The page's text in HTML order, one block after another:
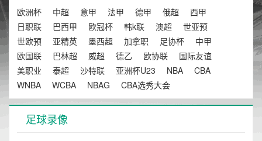
欧洲杯 中超 意甲 法甲 德甲 俄超
西甲
日职联
巴西甲 欧冠杯 韩k联 澳超
世亚预
世欧预
亚精英 墨西超 加拿职 足协杯
中甲
欧国联
巴林超 威超 德乙 欧协联
国际友谊
美职业
泰超 沙特联 亚洲杯U23 NBA
CBA
WNBA
WCBA NBAG CBA选秀大会
足球录像